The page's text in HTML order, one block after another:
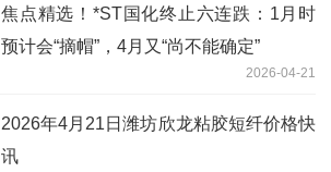
焦点精选！*ST国化终止六连跌：1月时
预计会“摘帽”，4月又“尚不能确定”
2026-04-21
2026年4月21日潍坊欣龙粘胶短纤价格快
讯